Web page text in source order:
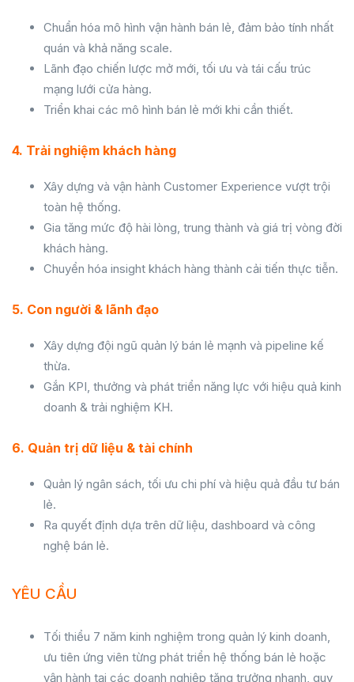
Chuẩn hóa mô hình vận hành bán lẻ, đảm bảo tính nhất
quán và khả năng scale.
Lãnh đạo chiến lược mở mới, tối ưu và tái cấu trúc
mạng lưới cửa hàng.
Triển khai các mô hình bán lẻ mới khi cần thiết.
4. Trải nghiệm khách hàng
Xây dựng và vận hành Customer Experience vượt trội
toàn hệ thống.
Gia tăng mức độ hài lòng, trung thành và giá trị vòng đời
khách hàng.
Chuyển hóa insight khách hàng thành cải tiến thực tiễn.
5. Con người & lãnh đạo
Xây dựng đội ngũ quản lý bán lẻ mạnh và pipeline kế
thừa.
Gắn KPI, thưởng và phát triển năng lực với hiệu quả kinh
doanh & trải nghiệm KH.
6. Quản trị dữ liệu & tài chính
Quản lý ngân sách, tối ưu chi phí và hiệu quả đầu tư bán
lẻ.
Ra quyết định dựa trên dữ liệu, dashboard và công
nghệ bán lẻ.
YÊU CẦU
Tối thiểu 7 năm kinh nghiệm trong quản lý kinh doanh,
ưu tiên ứng viên từng phát triển hệ thống bán lẻ hoặc
vận hành tại các doanh nghiệp tăng trưởng nhanh, quy